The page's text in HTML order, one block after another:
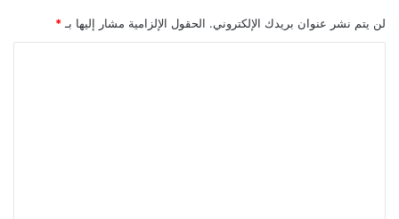
لن يتم نشر عنوان بريدك الإلكتروني. الحقول الإلزامية مشار إليها بـ *